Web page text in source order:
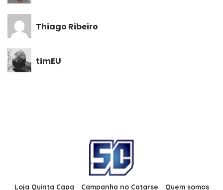
Thiago Ribeiro
timEU
Loja Quinta Capa Campanha no Catarse Quem somos